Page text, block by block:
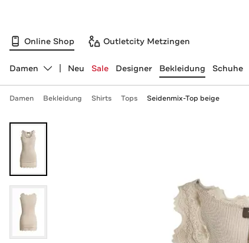
Online Shop Outletcity Metzingen
Abteilung ändern, ausgewählt:
Damen Neu Sale Designer Bekleidung Schuhe
Damen Bekleidung Shirts Tops Seidenmix-Top beige